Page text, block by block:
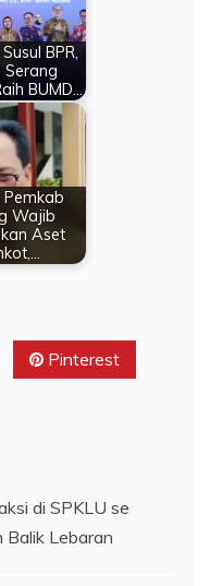
BPR,
Serang
BUMD…
Pemkab
Wajib
Aset
Pinterest
di SPKLU se
Balik Lebaran